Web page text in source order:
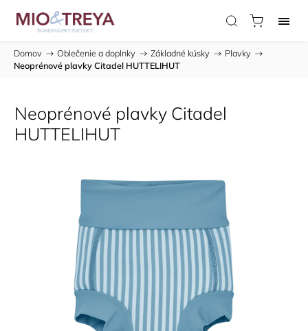
Domov / Oblečenie a doplnky / Základné kúsky / Plavky /
Neoprénové plavky Citadel HUTTELIHUT
Neoprénové plavky Citadel
HUTTELIHUT